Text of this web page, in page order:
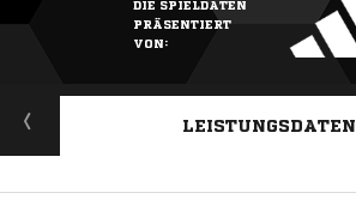
DIE SPIELDATEN
PRÄSENTIERT
VON:
LEISTUNGSDATEN